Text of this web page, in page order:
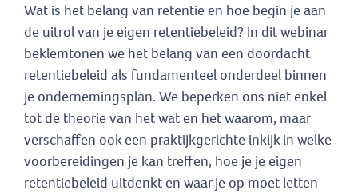
Wat is het belang van retentie en hoe begin je aan
de uitrol van je eigen retentiebeleid? In dit webinar
beklemtonen we het belang van een doordacht
retentiebeleid als fundamenteel onderdeel binnen
je ondernemingsplan. We beperken ons niet enkel
tot de theorie van het wat en het waarom, maar
verschaffen ook een praktijkgerichte inkijk in welke
voorbereidingen je kan treffen, hoe je je eigen
retentiebeleid uitdenkt en waar je op moet letten